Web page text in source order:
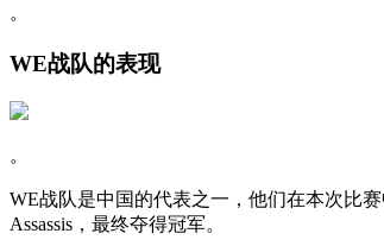
。
WE战队的表现
。
WE战队是中国的代表之一，他们在本次比
Assassis，最终夺得冠军。